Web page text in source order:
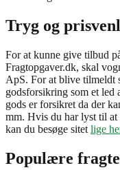
Tryg og
For at kunne give tilbud
Fragtopgaver.dk, skal
ApS. For at blive tilmeldt
godsforsikring som et led
gods er forsikret da der
mm. Hvis du har lyst til at
kan du besøge sitet lige
Populære